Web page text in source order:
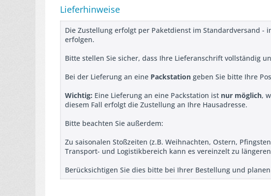
Lieferhinweise
Die Zustellung erfolgt per Paketdienst im Standardversand -
erfolgen.
Bitte stellen Sie sicher, dass Ihre Lieferanschrift vollständig
Bei der Lieferung an eine Packstation geben Sie bitte Ihre
Wichtig: Eine Lieferung an eine Packstation ist nur möglich,
diesem Fall erfolgt die Zustellung an Ihre Hausadresse.
Bitte beachten Sie außerdem:
Zu saisonalen Stoßzeiten (z.B. Weihnachten, Ostern,
Transport- und Logistikbereich kann es vereinzelt zu
Berücksichtigen Sie dies bitte bei Ihrer Bestellung und